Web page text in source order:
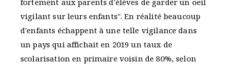
fortement aux parents d'élèves de garder un oeil
vigilant sur leurs enfants". En réalité beaucoup
d'enfants échappent à une telle vigilance dans
un pays qui affichait en 2019 un taux de
scolarisation en primaire voisin de 80%, selon